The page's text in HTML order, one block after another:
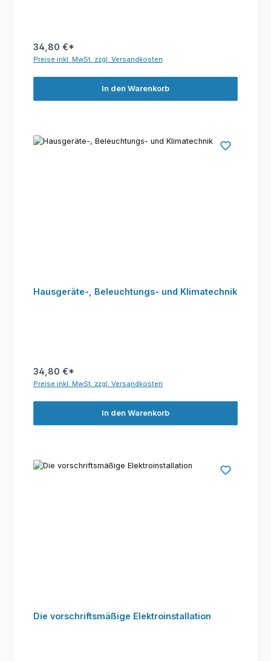
34,80 €*
Preise inkl. MwSt. zzgl. Versandkosten
In den Warenkorb
Hausgeräte-, Beleuchtungs- und Klimatechnik
34,80 €*
Preise inkl. MwSt. zzgl. Versandkosten
In den Warenkorb
Die vorschriftsmäßige Elektroinstallation